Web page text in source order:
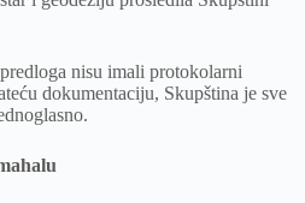
nisu imali protokolarni
dokumentaciju, Skupština je sve